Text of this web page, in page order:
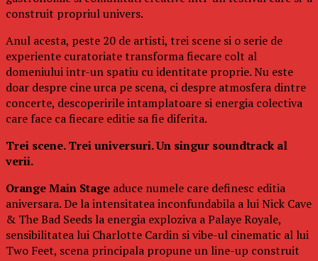
construit propriul univers.
Anul acesta, peste 20 de artisti, trei scene si o serie de
experiente curatoriate transforma fiecare colt al
domeniului intr-un spatiu cu identitate proprie. Nu este
doar despre cine urca pe scena, ci despre atmosfera dintre
concerte, descoperirile intamplatoare si energia colectiva
care face ca fiecare editie sa fie diferita.
Trei scene. Trei universuri. Un singur soundtrack al
verii.
Orange Main Stage aduce numele care definesc editia
aniversara. De la intensitatea inconfundabila a lui Nick Cave
& The Bad Seeds la energia exploziva a Palaye Royale,
sensibilitatea lui Charlotte Cardin si vibe-ul cinematic al lui
Two Feet, scena principala propune un line-up construit